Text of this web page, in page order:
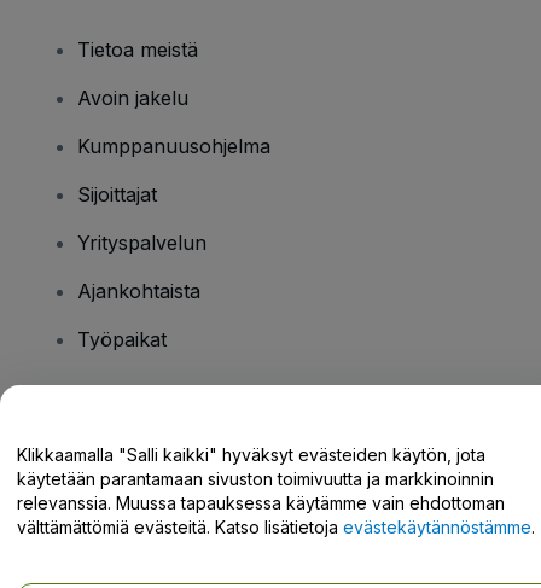
Tietoa meistä
Avoin jakelu
Kumppanuusohjelma
Sijoittajat
Yrityspalvelun
Ajankohtaista
Työpaikat
Tukikeskus / Ota meihin yhteyttä
Klikkaamalla "Salli kaikki" hyväksyt evästeiden käytön, jota
käytetään parantamaan sivuston toimivuutta ja markkinoinnin
relevanssia. Muussa tapauksessa käytämme vain ehdottoman
välttämättömiä evästeitä. Katso lisätietoja evästekäytännöstämme.